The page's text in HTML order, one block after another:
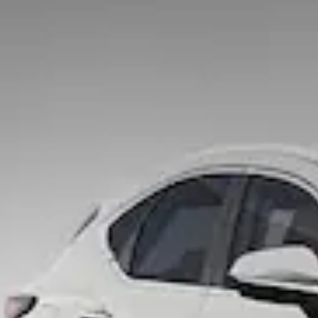
osobních údajů
Přihlášení k odběru novinek
Pole označená * jsou povinná.
Odeslat